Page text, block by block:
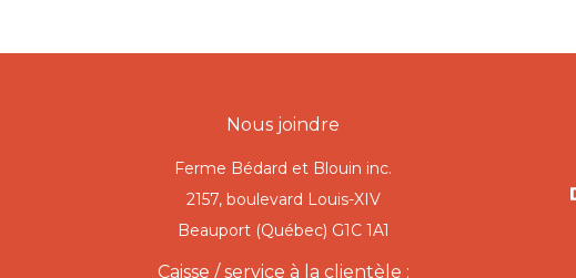
Nous joindre
Ferme Bédard et Blouin inc.
2157, boulevard Louis-XIV
Beauport (Québec) G1C 1A1
Caisse / service à la clientèle :